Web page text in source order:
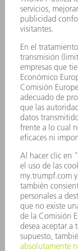
PRODUCTOS
MÁQUINAS Y
LÁSER
HERRAMIENTAS
FÁBRICA
SOFTWARE
SERVICIOS
APLICACIONES
SECTORES
EMPRESA
CARRERA
OFERTAS DE
PERFIL DE LA
INFORME ANUAL
PRINCIPIOS
CUMPLIMIENTO
SISTEMA DE
SEGURIDAD
COMUNICADOS DE
REVISTAS
SOSTENIBILIDAD
MEDIO AMBIENTE
SOCIEDAD Y